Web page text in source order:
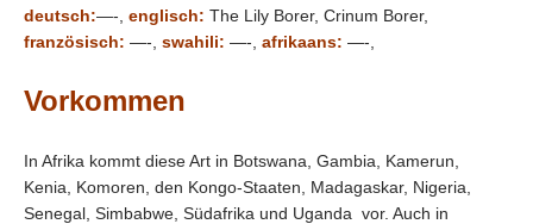
deutsch:—-, englisch: The Lily Borer, Crinum Borer,
französisch: —-, swahili: —-, afrikaans: —-,
Vorkommen
In Afrika kommt diese Art in Botswana, Gambia, Kamerun,
Kenia, Komoren, den Kongo-Staaten, Madagaskar, Nigeria,
Senegal, Simbabwe, Südafrika und Uganda vor. Auch in